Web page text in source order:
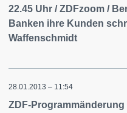
22.45 Uhr / ZDFzoom /
Banken ihre Kunden
Waffenschmidt
28.01.2013 – 11:54
ZDF-Programmänderung